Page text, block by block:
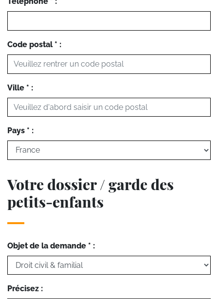
Code postal * :
Ville * :
Pays * :
Votre dossier / garde des
petits-enfants
Objet de la demande * :
Précisez :